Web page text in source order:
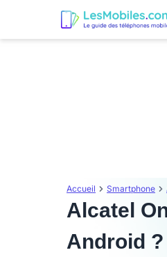
Accueil Smartphone
Alcatel
Android ?